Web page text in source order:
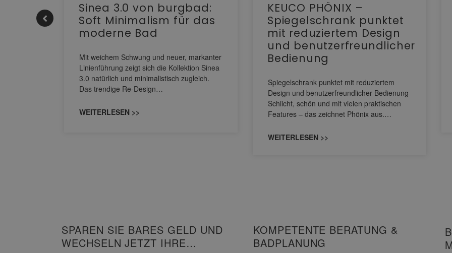
Sinea 3.0 von burgbad:
Soft Minimalism für das
moderne Bad
Mit weichem Schwung und neuer, markanter
Linienführung zeigt sich die Kollektion Sinea
3.0 natürlich und minimalistisch zugleich.
Das trendige Re-Design…
WEITERLESEN >>
KEUCO PHÖNIX –
Spiegelschrank punktet
mit reduziertem Design
und benutzerfreundlicher
Bedienung
Spiegelschrank punktet mit reduziertem
Design und benutzerfreundlicher Bedienung
Schlicht, schön und mit vielen praktischen
Features – das zeichnet Phönix aus.…
WEITERLESEN >>
SPAREN SIE BARES GELD UND
WECHSELN JETZT IHRE
KOMPETENTE BERATUNG &
BADPLANUNG